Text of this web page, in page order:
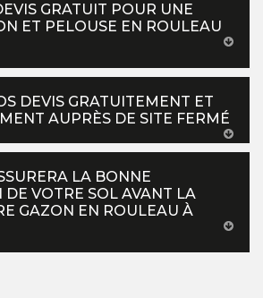
GRATUIT POUR UNE
ET PELOUSE EN ROULEAU
DEVIS GRATUITEMENT ET
AUPRÈS DE SITE FERMÉ
LA BONNE
DE VOTRE SOL AVANT LA
GAZON EN ROULEAU À